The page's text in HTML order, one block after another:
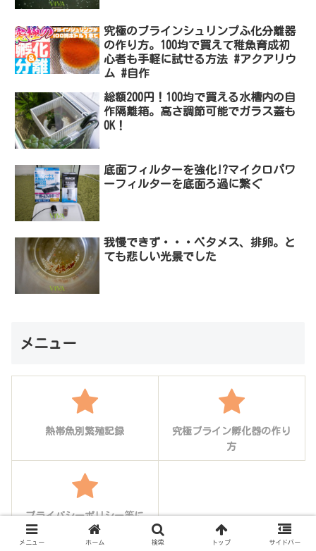
究極のブラインシュリンプふ化分離器
の作り方。100均で買えて稚魚育成初
心者も手軽に試せる方法 #アクアリウ
ム #自作
総額200円！100均で買える水槽内の自
作隔離箱。高さ調節可能でガラス蓋も
OK！
底面フィルターを強化!?マイクロパワ
ーフィルターを底面ろ過に繋ぐ
我慢できず・・・ベタメス、排卵。と
ても悲しい光景でした
メニュー
熱帯魚別繁殖記録
究極ブライン孵化器の作り
方
プライバシーポリシー等に
ついて
メニュー ホーム 検索 トップ サイドバー